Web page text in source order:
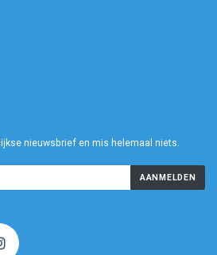
nieuwsbrief en mis helemaal niets.
AANMELDEN